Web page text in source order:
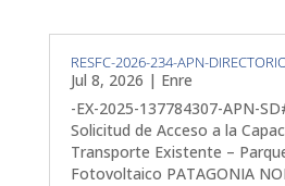
RESFC-2026-234-APN-
Jul 8, 2026 | Enre
-EX-2025-137784307-APN-
Solicitud de Acceso a la
Transporte Existente –
Fotovoltaico PATAGONIA